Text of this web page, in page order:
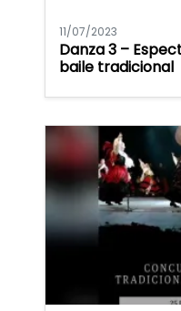
11/07/2023
Danza 3 –
baile tradicional